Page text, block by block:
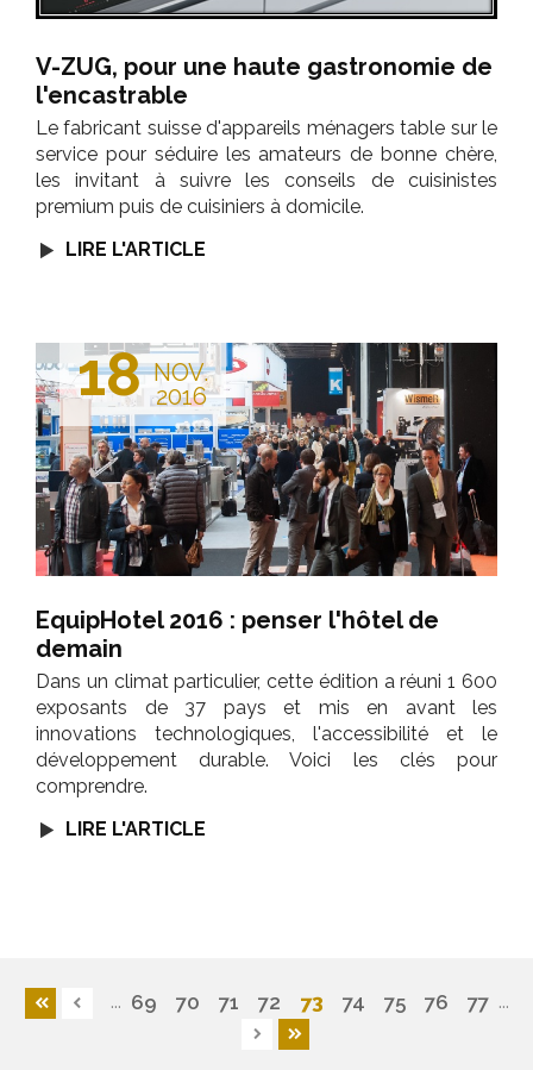
V-ZUG, pour une haute gastronomie de
l'encastrable
Le fabricant suisse d'appareils ménagers table sur le
service pour séduire les amateurs de bonne chère,
les invitant à suivre les conseils de cuisinistes
premium puis de cuisiniers à domicile.
LIRE L'ARTICLE
18 NOV.
2016
EquipHotel 2016 : penser l'hôtel de
demain
Dans un climat particulier, cette édition a réuni 1 600
exposants de 37 pays et mis en avant les
innovations technologiques, l'accessibilité et le
développement durable. Voici les clés pour
comprendre.
LIRE L'ARTICLE
... 69 70 71 72 73 74 75 76 77 ...